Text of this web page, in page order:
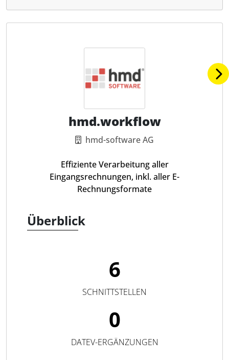
hmd.workflow
hmd-software AG
Effiziente Verarbeitung aller
Eingangsrechnungen, inkl. aller E-
Rechnungsformate
Überblick
6
SCHNITTSTELLEN
0
DATEV-ERGÄNZUNGEN